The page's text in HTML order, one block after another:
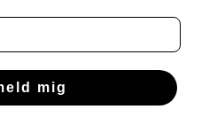
mig